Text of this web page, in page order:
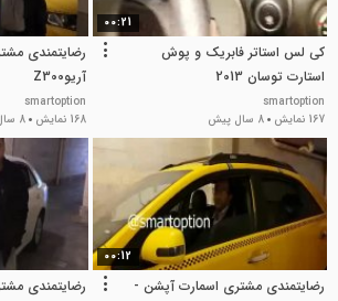
00:21
کی لس استاتر فابریک و پوش
استارت توسان 2013
smartoption
167 نمایش
8 سال پیش
رضایتمندی
آریوZ300
smartoption
168 نمایش
8 سال پیش
00:12
رضایتمندی مشتری اسمارت آپشن -
رضایتمندی